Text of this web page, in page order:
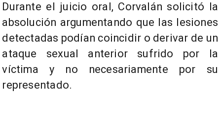
Durante el juicio oral, Corvalán solicitó la
absolución argumentando que las lesiones
detectadas podían coincidir o derivar de un
ataque sexual anterior sufrido por la
víctima y no necesariamente por su
representado.